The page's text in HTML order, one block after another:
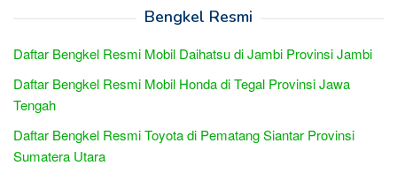
Bengkel Resmi
Daftar Bengkel Resmi Mobil Daihatsu di Jambi Provinsi Jambi
Daftar Bengkel Resmi Mobil Honda di Tegal Provinsi Jawa
Tengah
Daftar Bengkel Resmi Toyota di Pematang Siantar Provinsi
Sumatera Utara